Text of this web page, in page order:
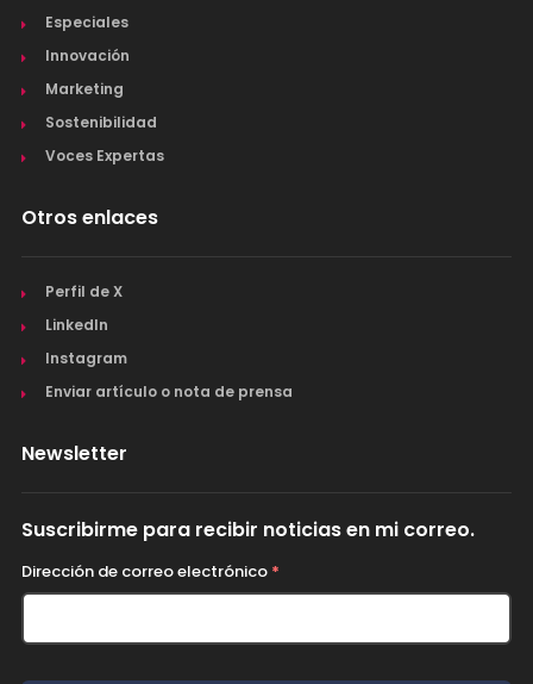
Especiales
Innovación
Marketing
Sostenibilidad
Voces Expertas
Otros enlaces
Perfil de X
LinkedIn
Instagram
Enviar artículo o nota de prensa
Newsletter
Suscribirme para recibir noticias en mi correo.
Dirección de correo electrónico *